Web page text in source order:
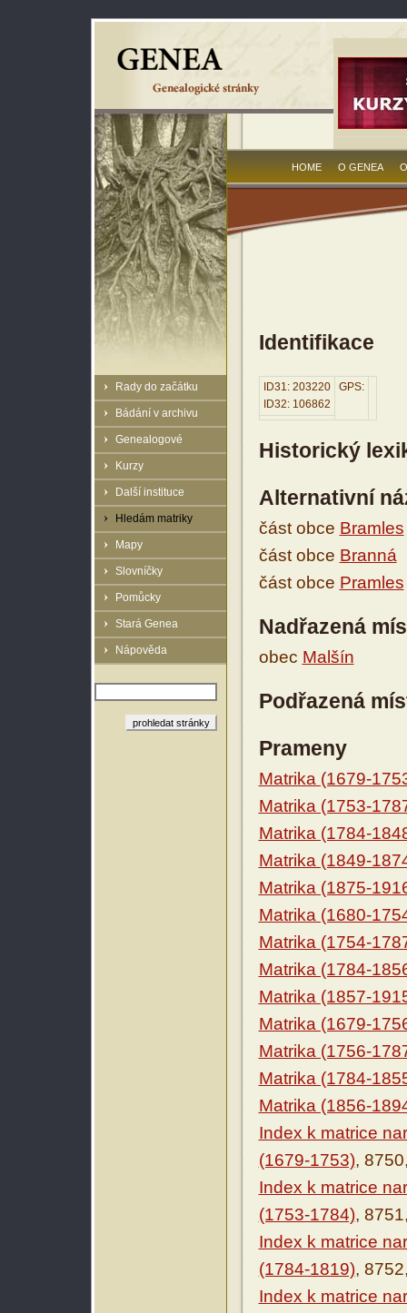
Rady do začátku
Bádání v archivu
Genealogové
Kurzy
Další instituce
Hledám matriky
Mapy
Slovníčky
Pomůcky
Stará Genea
Nápověda
HOME O GENEA
Identifikace
ID31: 203220
ID32: 106862
GPS:
Historický
Alternativní
část obce Bramles
část obce Branná
část obce Pramles
Nadřazená
obec Malšín
Podřazená
Prameny
Matrika (1679-
Matrika (1753-
Matrika (1784-
Matrika (1849-
Matrika (1875-
Matrika (1680-
Matrika (1754-
Matrika (1784-
Matrika (1857-
Matrika (1679-
Matrika (1756-
Matrika (1784-
Matrika (1856-
Index k matrice
(1679-1753),
Index k matrice
(1753-1784),
Index k matrice
(1784-1819),
Index k matrice